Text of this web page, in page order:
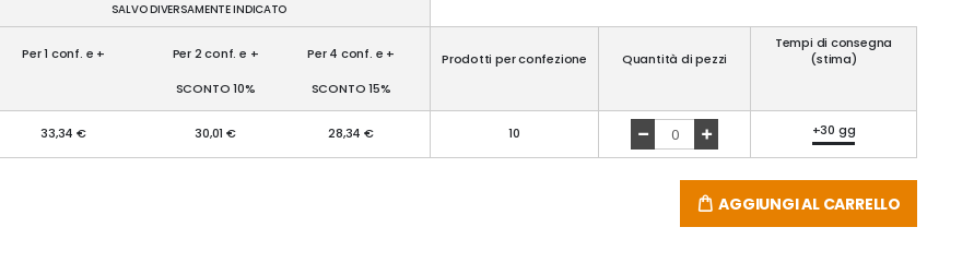
SALVO DIVERSAMENTE INDICATO
Per 1 conf. e + Per 2 conf. e + Per 4 conf. e + Prodotti per confezione Quantità di pezzi
Tempi di consegna
(stima)
SCONTO 10%
SCONTO 15%
33,34 € 30,01 € 28,34 € 10 +30 gg
AGGIUNGI AL CARRELLO